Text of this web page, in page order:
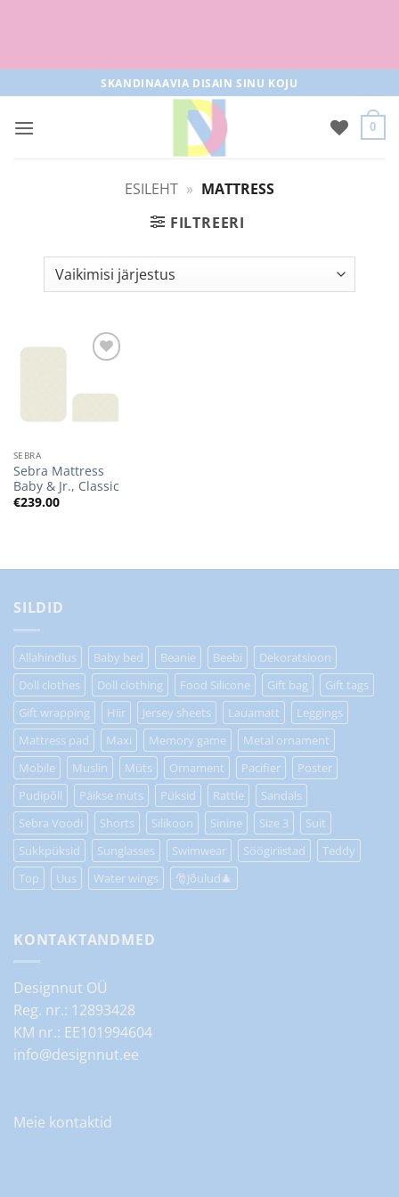
to
content
SKANDINAAVIA DISAIN SINU KOJU
0
ESILEHT » MATTRESS
FILTREERI
SEBRA
Sebra Mattress
Baby & Jr., Classic
€239.00
SILDID
Allahindlus Baby bed Beanie Beebi
Dekoratsioon
Doll clothes
Doll clothing Food Silicone Gift bag
Gift tags
Gift wrapping
Hiir Jersey sheets Lauamatt
Leggings
Mattress pad
Maxi Memory game
Metal ornament
Mobile
Muslin Müts Ornament Pacifier
Poster
Pudipõll
Päikse müts Püksid Rattle
Sandals
Sebra Voodi
Shorts Silikoon Sinine Size 3
Suit
Sukkpüksid
Sunglasses Swimwear Söögiriistad
Teddy
Top
Uus Water wings 🎅Jõulud🎄
KONTAKTANDMED
Designnut OÜ
Reg. nr.: 12893428
KM nr.: EE101994604
info@designnut.ee
Meie kontaktid